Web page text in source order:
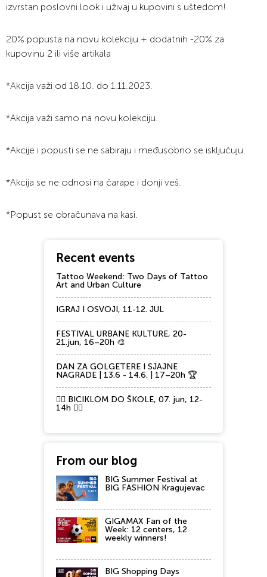
izvrstan poslovni look i uživaj u kupovini s uštedom!
20% popusta na novu kolekciju + dodatnih -20% za
kupovinu 2 ili više artikala
*Akcija važi od 18.10. do 1.11.2023.
*Akcija važi samo na novu kolekciju.
*Akcije i popusti se ne sabiraju i međusobno se isključuju.
*Akcija se ne odnosi na čarape i donji veš.
*Popust se obračunava na kasi.
Recent events
Tattoo Weekend: Two Days of Tattoo
Art and Urban Culture
IGRAJ I OSVOJI, 11-12. JUL
FESTIVAL URBANE KULTURE, 20-
21.jun, 16–20h 🎨
DAN ZA GOLGETERE I SJAJNE
NAGRADE | 13.6 - 14.6. | 17–20h 🏆
🚴‍♂️ BICIKLOM DO ŠKOLE, 07. jun, 12-
14h 🚴‍♀️
From our blog
BIG Summer Festival at
BIG FASHION Kragujevac
GIGAMAX Fan of the
Week: 12 centers, 12
weekly winners!
BIG Shopping Days